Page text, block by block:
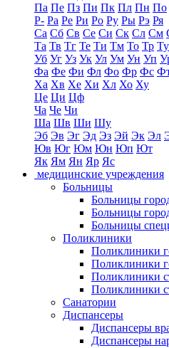
Па Пе Пз Пи Пк Пл Пн По
Р- Ра Ре Ри Ро Ру Ры Рэ Ря
Са Сб Св Се Си Ск Сл См
Та Тв Тг Те Ти Тм То Тр Ту
Уб Уг Уз Ук Ул Ум Ун Уп
Фа Фе Фи Фл Фо Фр Фс
Ха Хв Хе Хи Хл Хо Ху
Це Ци Цф
Ча Че Чи
Ша Шв Ши Шу
Эб Эв Эг Эд Эз Эй Эк Эл
Юв Юг Юм Юн Юп Ют
Як Ям Ян Яр Яс
медицинские учреждения
Больницы
Больницы
Больницы
Больницы
Поликлиники
Поликлиники
Поликлиники
Поликлиники
Поликлиники
Санатории
Диспансеры
Диспансеры
Диспансеры